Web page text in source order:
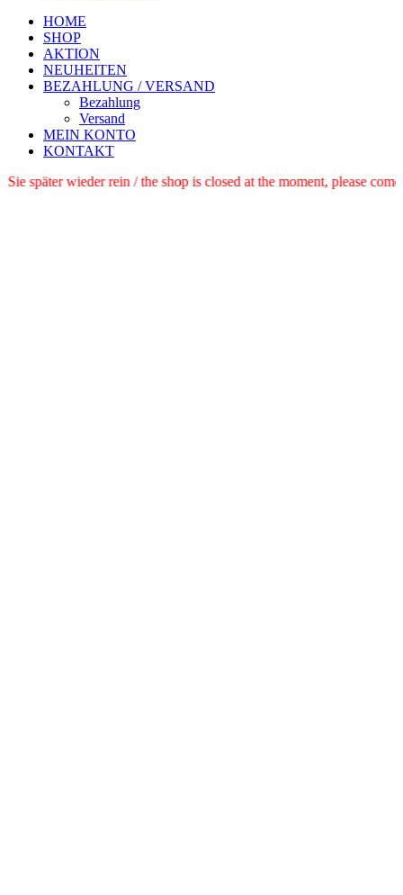
HOME
SHOP
AKTION
NEUHEITEN
BEZAHLUNG / VERSAND
Bezahlung
Versand
MEIN KONTO
KONTAKT
schauen Sie später wieder rein / the shop is closed at the moment,